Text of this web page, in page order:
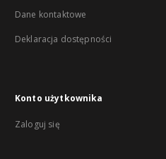
Dane kontaktowe
Deklaracja dostępności
Konto użytkownika
Zaloguj się